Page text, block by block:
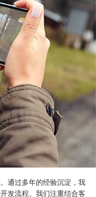
通过多年的经验沉淀，我
发流程。我们注重结合客